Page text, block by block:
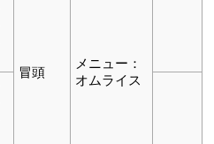
冒頭
メニュー：
オムライス